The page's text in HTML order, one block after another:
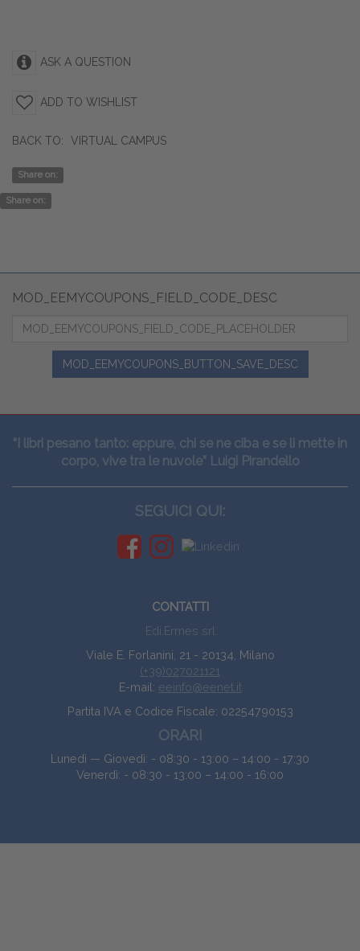
ASK A QUESTION
ADD TO WISHLIST
BACK TO: VIRTUAL CAMPUS
Share on:
Share on:
MOD_EEMYCOUPONS_FIELD_CODE_DESC
MOD_EEMYCOUPONS_BUTTON_SAVE_DESC
“I libri pesano tanto: eppure, chi se ne ciba e se li mette in
corpo, vive tra le nuvole” Luigi Pirandello
SEGUICI QUI:
CONTATTI
Edi.Ermes srl
Viale E. Forlanini, 21 - 20134, Milano
(+39)027021121
E-mail: eeinfo@eenet.it
Partita IVA e Codice Fiscale: 02254790153
ORARI
Lunedì — Giovedì: - 08:30 - 13:00 – 14:00 - 17:30
Venerdì: - 08:30 - 13:00 – 14:00 - 16:00